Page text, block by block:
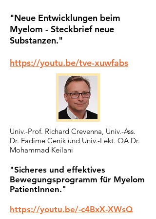
"Neue Entwicklungen beim
Myelom - Steckbrief neue
Substanzen."
https://youtu.be/tve-xuwfabs
Univ.-Prof. Richard Crevenna, Univ.-Ass.
Dr. Fadime Cenik und Univ.-Lekt. OA Dr.
Mohammad Keilani
"Sicheres und effektives
Bewegungsprogramm für Myelom
PatientInnen."
https://youtu.be/-c4BxX-XWsQ